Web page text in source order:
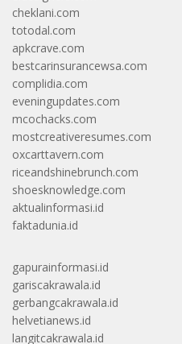
cheklani.com
totodal.com
apkcrave.com
bestcarinsurancewsa.com
complidia.com
eveningupdates.com
mcochacks.com
mostcreativeresumes.com
oxcarttavern.com
riceandshinebrunch.com
shoesknowledge.com
aktualinformasi.id
faktadunia.id
gapurainformasi.id
gariscakrawala.id
gerbangcakrawala.id
helvetianews.id
langitcakrawala.id